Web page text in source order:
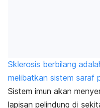
Sklerosis berbilang
melibatkan sistem saraf
Sistem imun akan
lapisan pelindung di